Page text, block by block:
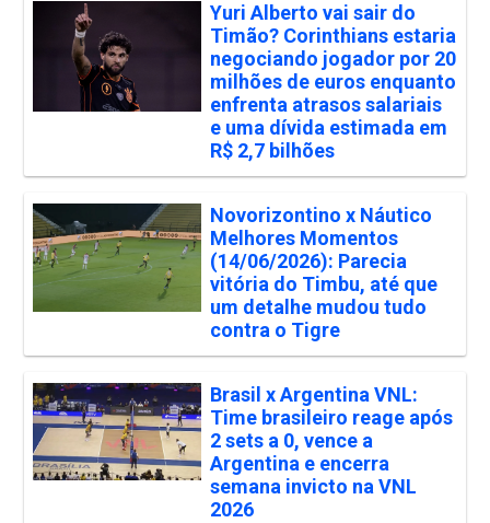
Yuri Alberto vai sair do
Timão? Corinthians estaria
negociando jogador por 20
milhões de euros enquanto
enfrenta atrasos salariais
e uma dívida estimada em
R$ 2,7 bilhões
Novorizontino x Náutico
Melhores Momentos
(14/06/2026): Parecia
vitória do Timbu, até que
um detalhe mudou tudo
contra o Tigre
Brasil x Argentina VNL:
Time brasileiro reage após
2 sets a 0, vence a
Argentina e encerra
semana invicto na VNL
2026